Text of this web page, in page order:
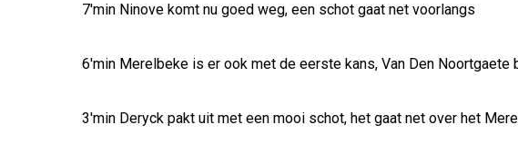
7'min Ninove komt nu goed weg, een schot gaat net voorlangs
6'min Merelbeke is er ook met de eerste kans, Van Den Noortgaete
3'min Deryck pakt uit met een mooi schot, het gaat net over het